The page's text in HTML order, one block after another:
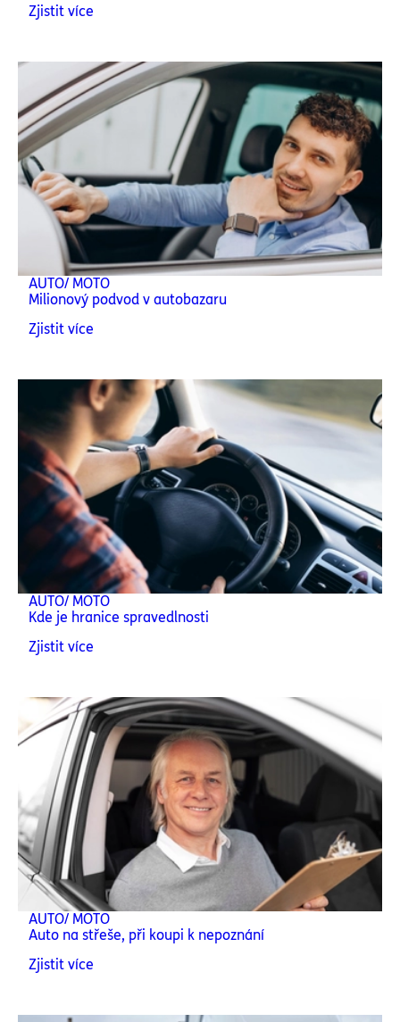
Zjistit více
AUTO/ MOTO
Milionový podvod v autobazaru
Zjistit více
AUTO/ MOTO
Kde je hranice spravedlnosti
Zjistit více
AUTO/ MOTO
Auto na střeše, při koupi k nepoznání
Zjistit více